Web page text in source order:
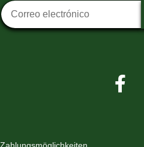
Suscripción al boletín
Zahlungsmöglichkeiten